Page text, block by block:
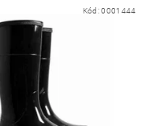
Kód:0001444